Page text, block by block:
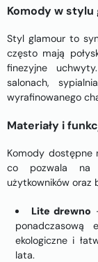
Komody w stylu
Styl glamour to
często mają
finezyjne
salonach,
wyrafinowanego
Materiały i
Komody dostępne
co pozwala na
użytkowników oraz
Lite drewno
ponadczasową
ekologiczne i
lata.